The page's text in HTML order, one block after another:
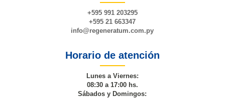
+595 991 203295
+595 21 663347
info@regeneratum.com.py
Horario de atención
Lunes a Viernes:
08:30 a 17:00 hs.
Sábados y Domingos: